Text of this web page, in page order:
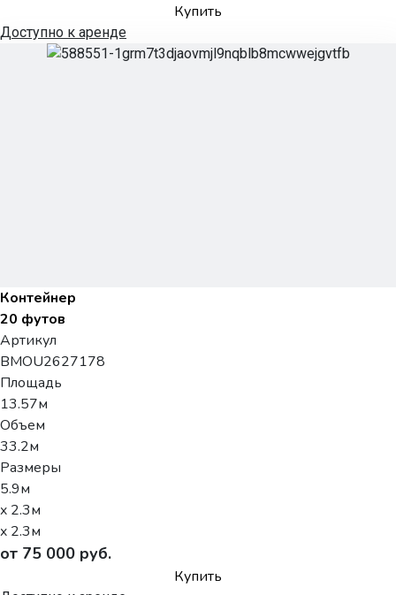
Купить
Доступно к аренде
Контейнер
20 футов
Артикул
BMOU2627178
Площадь
13.57м
Объем
33.2м
Размеры
5.9м
x 2.3м
x 2.3м
от 75 000 руб.
Купить